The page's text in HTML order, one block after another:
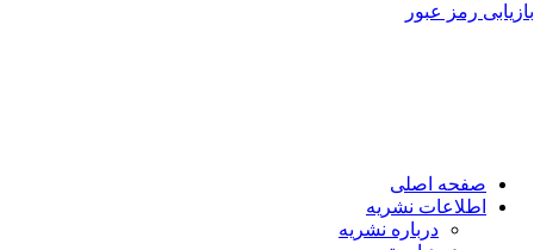
رمز عبور
صفحه اصلی
اطلاعات نشریه
درباره نشریه